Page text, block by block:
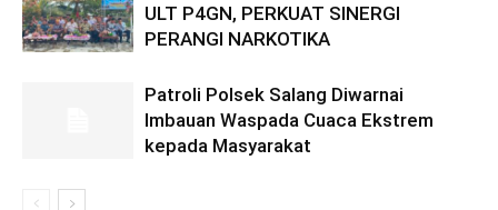
ULT P4GN, PERKUAT SINERGI
PERANGI NARKOTIKA
Patroli Polsek Salang Diwarnai
Imbauan Waspada Cuaca Ekstrem
kepada Masyarakat